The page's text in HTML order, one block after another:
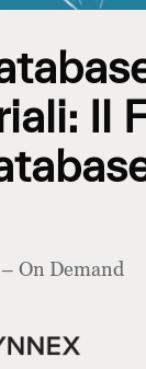
Il
On Demand